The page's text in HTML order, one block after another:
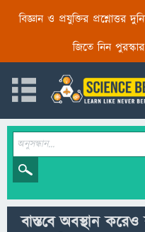
বিজ্ঞান ও প্রযুক্তির প্রশ্নোত্তর
জিতে নিন
বাস্তবে অবস্থান